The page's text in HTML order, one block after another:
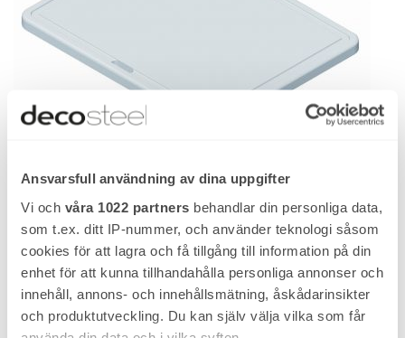
Ansvarsfull användning av dina uppgifter
Vi och våra 1022 partners behandlar din personliga data,
som t.ex. ditt IP-nummer, och använder teknologi såsom
cookies för att lagra och få tillgång till information på din
enhet för att kunna tillhandahålla personliga annonser och
innehåll, annons- och innehållsmätning, åskådarinsikter
och produktutveckling. Du kan själv välja vilka som får
Skärbräda Plast
2 116 SEK